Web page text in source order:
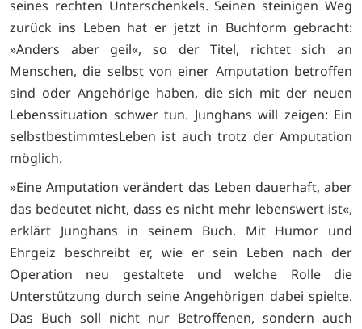
seines rechten Unterschenkels. Seinen steinigen Weg
zurück ins Leben hat er jetzt in Buchform gebracht:
»Anders aber geil«, so der Titel, richtet sich an
Menschen, die selbst von einer Amputation betroffen
sind oder Angehörige haben, die sich mit der neuen
Lebenssituation schwer tun. Junghans will zeigen: Ein
selbstbestimmtesLeben ist auch trotz der Amputation
möglich.
»Eine Amputation verändert das Leben dauerhaft, aber
das bedeutet nicht, dass es nicht mehr lebenswert ist«,
erklärt Junghans in seinem Buch. Mit Humor und
Ehrgeiz beschreibt er, wie er sein Leben nach der
Operation neu gestaltete und welche Rolle die
Unterstützung durch seine Angehörigen dabei spielte.
Das Buch soll nicht nur Betroffenen, sondern auch